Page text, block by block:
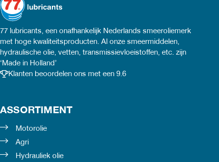
77 lubricants, een onafhankelijk Nederlands smeeroliemerk
met hoge kwaliteitsproducten. Al onze smeermiddelen,
hydraulische olie, vetten, transmissievloeistoffen, etc. zijn
‘Made in Holland’
Klanten beoordelen ons met een 9.6
ASSORTIMENT
Motorolie
Agri
Hydrauliek olie